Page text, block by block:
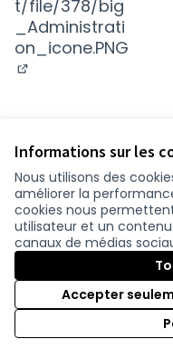
Informations sur les
Nous utilisons des
améliorer la
cookies nous
utilisateur et un
canaux de médias
Accepter
Conditions d'utilisation
Paramètres des cookies
participer.loire-
(Nouvelle fenêtre)
participer.loire-
(Nouvelle fenêtre)
participer.loire-
(Nouvelle
Site réalisé grâce au